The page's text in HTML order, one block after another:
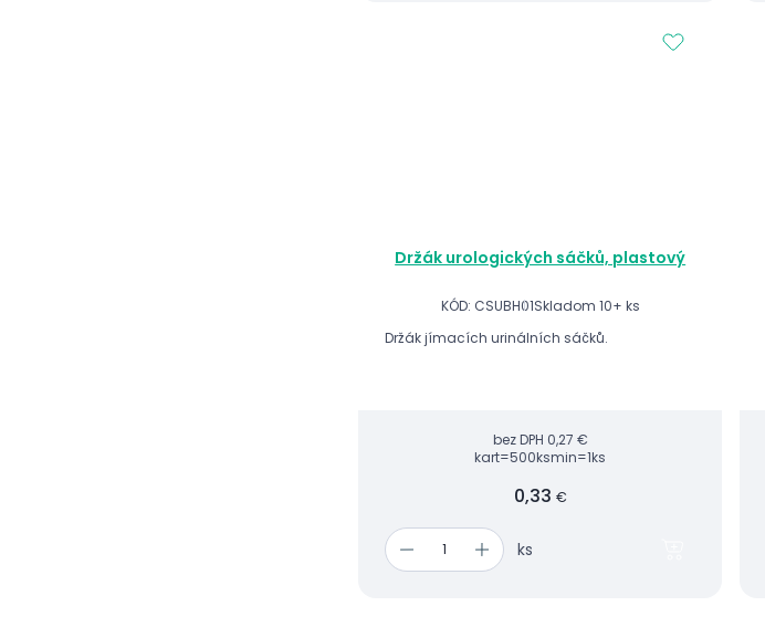
Držák urologických sáčků, plastový
KÓD: CSUBH01Skladom 10+ ks
Držák jímacích urinálních sáčků.
bez DPH 0,27 €
kart=500ksmin=1ks
0,33 €
ks